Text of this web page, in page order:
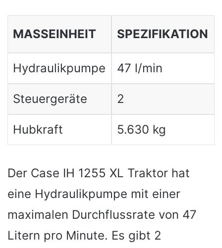
MASSEINHEIT SPEZIFIKATION
Hydraulikpumpe 47 l/min
Steuergeräte 2
Hubkraft 5.630 kg
Der Case IH 1255 XL Traktor hat
eine Hydraulikpumpe mit einer
maximalen Durchflussrate von 47
Litern pro Minute. Es gibt 2